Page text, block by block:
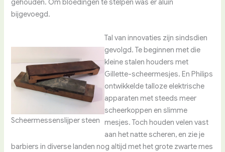
gehouden. Om bloedingen te stelpen was er aluin
bijgevoegd.
Scheermessenslijper steen
Tal van innovaties zijn sindsdien
gevolgd. Te beginnen met die
kleine stalen houders met
Gillette-scheermesjes. En Philips
ontwikkelde talloze elektrische
apparaten met steeds meer
scheerkoppen en slimme
mesjes. Toch houden velen vast
aan het natte scheren, en zie je
barbiers in diverse landen nog altijd met het grote zwarte mes